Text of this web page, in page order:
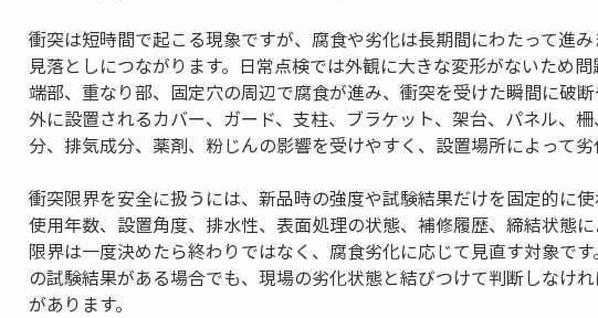
衝突は短時間で起こる現象ですが、腐食や劣化は長期間にわたって進
見落としにつながります。日常点検では外観に大きな変形がないため問
端部、重なり部、固定穴の周辺で腐食が進み、衝突を受けた瞬間に破
外に設置されるカバー、ガード、支柱、ブラケット、架台、パネル、
分、排気成分、薬剤、粉じんの影響を受けやすく、設置場所によって劣
衝突限界を安全に扱うには、新品時の強度や試験結果だけを固定的に
使用年数、設置角度、排水性、表面処理の状態、補修履歴、締結状態
限界は一度決めたら終わりではなく、腐食劣化に応じて見直す対象で
の試験結果がある場合でも、現場の劣化状態と結びつけて判断しなけ
があります。